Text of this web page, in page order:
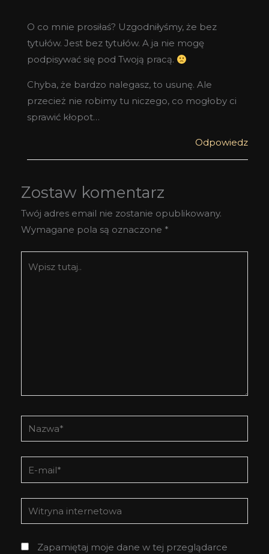
O co mnie prosiłaś? Uzgodniłyśmy, że bez
tytułów. Jest bez tytułów. A ja nie mogę
podpisywać się pod Twoją pracą.
Chyba, że bardzo nalegasz, to usunę. Ale
przecież nie robimy tu niczego, co mogłoby ci
sprawić kłopot…
Odpowiedz
Zostaw komentarz
Twój adres email nie zostanie opublikowany.
Wymagane pola są oznaczone *
tutaj..
Nazwa*
E-
mail*
Witryna
internetowa
Zapamiętaj moje dane w tej przeglądarce